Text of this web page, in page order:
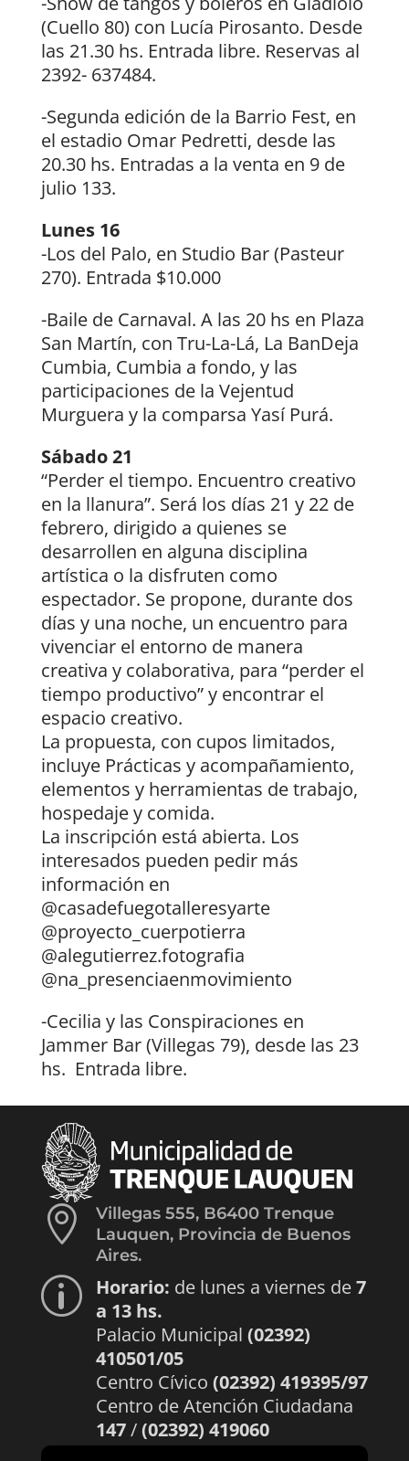
(Cuello 80) con Lucía Pirosanto. Desde
las 21.30 hs. Entrada libre. Reservas al
2392- 637484.
-Segunda edición de la Barrio Fest, en
el estadio Omar Pedretti, desde las
20.30 hs. Entradas a la venta en 9 de
julio 133.
Lunes 16
-Los del Palo, en Studio Bar (Pasteur
270). Entrada $10.000
-Baile de Carnaval. A las 20 hs en Plaza
San Martín, con Tru-La-Lá, La BanDeja
Cumbia, Cumbia a fondo, y las
participaciones de la Vejentud
Murguera y la comparsa Yasí Purá.
Sábado 21
“Perder el tiempo. Encuentro creativo
en la llanura”. Será los días 21 y 22 de
febrero, dirigido a quienes se
desarrollen en alguna disciplina
artística o la disfruten como
espectador. Se propone, durante dos
días y una noche, un encuentro para
vivenciar el entorno de manera
creativa y colaborativa, para “perder el
tiempo productivo” y encontrar el
espacio creativo.
La propuesta, con cupos limitados,
incluye Prácticas y acompañamiento,
elementos y herramientas de trabajo,
hospedaje y comida.
La inscripción está abierta. Los
interesados pueden pedir más
información en
@casadefuegotalleresyarte
@proyecto_cuerpotierra
@alegutierrez.fotografia
@na_presenciaenmovimiento
-Cecilia y las Conspiraciones en
Jammer Bar (Villegas 79), desde las 23
hs. Entrada libre.

Villegas 555, B6400 Trenque
Lauquen, Provincia de Buenos
Aires.
p Horario: de lunes a viernes de7
a 13 hs.
Palacio Municipal (02392)
410501/05
Centro Cívico (02392) 419395/97
Centro de Atención Ciudadana
147/(02392) 419060